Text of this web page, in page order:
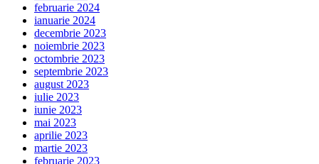
februarie 2024
ianuarie 2024
decembrie 2023
noiembrie 2023
octombrie 2023
septembrie 2023
august 2023
iulie 2023
iunie 2023
mai 2023
aprilie 2023
martie 2023
februarie 2023